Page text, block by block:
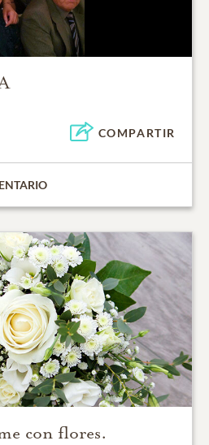
COMPARTIR
con flores.